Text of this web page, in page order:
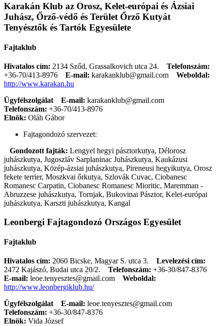
Karakán Klub az Orosz, Kelet-európai és Ázsiai
Juhász, Őrző-védő és Terület Őrző Kutyát
Tenyésztők és Tartók Egyesülete
Fajtaklub
Hivatalos cím: 2134 Sződ, Grassalkovich utca 24. Telefonszám:
+36-70/413-8976
E-mail: karakanklub@gmail.com
Weboldal:
http://www.karakan.hu
Ügyfélszolgálat
E-mail: karakanklub@gmail.com
Telefonszám: +36-70/413-8976
Elnök: Oláh Gábor
Fajtagondozó szervezet:
Gondozott fajták: Lengyel hegyi pásztorkutya, Délorosz
juhászkutya, Jugoszláv Sarplaninac Juhászkutya, Kaukázusi
juhászkutya, Közép-ázsiai juhászkutya, Pireneusi hegyikutya, Orosz
fekete terrier, Moszkvai őrkutya, Szlovák Cuvac, Ciobanesc
Romanesc Carpatin, Ciobanesc Romanesc Mioritic, Maremman -
Abruzzese juhászkutya, Tornjak, Bukovinai Pásztor, Kelet-európai
juhászkutya, Karszti juhászkutya, Kangal
Leonbergi Fajtagondozó Országos Egyesület
Fajtaklub
Hivatalos cím: 2060 Bicske, Magyar S. utca 3. Levelezési cím:
2472 Kajászó, Budai utca 20/2.
Telefonszám: +36-30/847-8376
E-mail: leoe.tenyesztes@gmail.com
Weboldal:
http://www.leonbergiklub.hu/
Ügyfélszolgálat
E-mail: leoe.tenyesztes@gmail.com
Telefonszám: +36-30/847-8376
Elnök: Vida József